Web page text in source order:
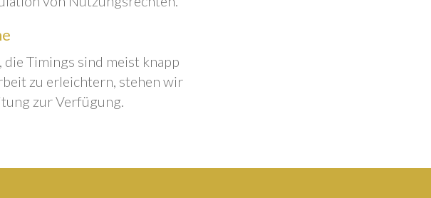
Timings sind meist knapp
zu erleichtern, stehen wir
zur Verfügung.